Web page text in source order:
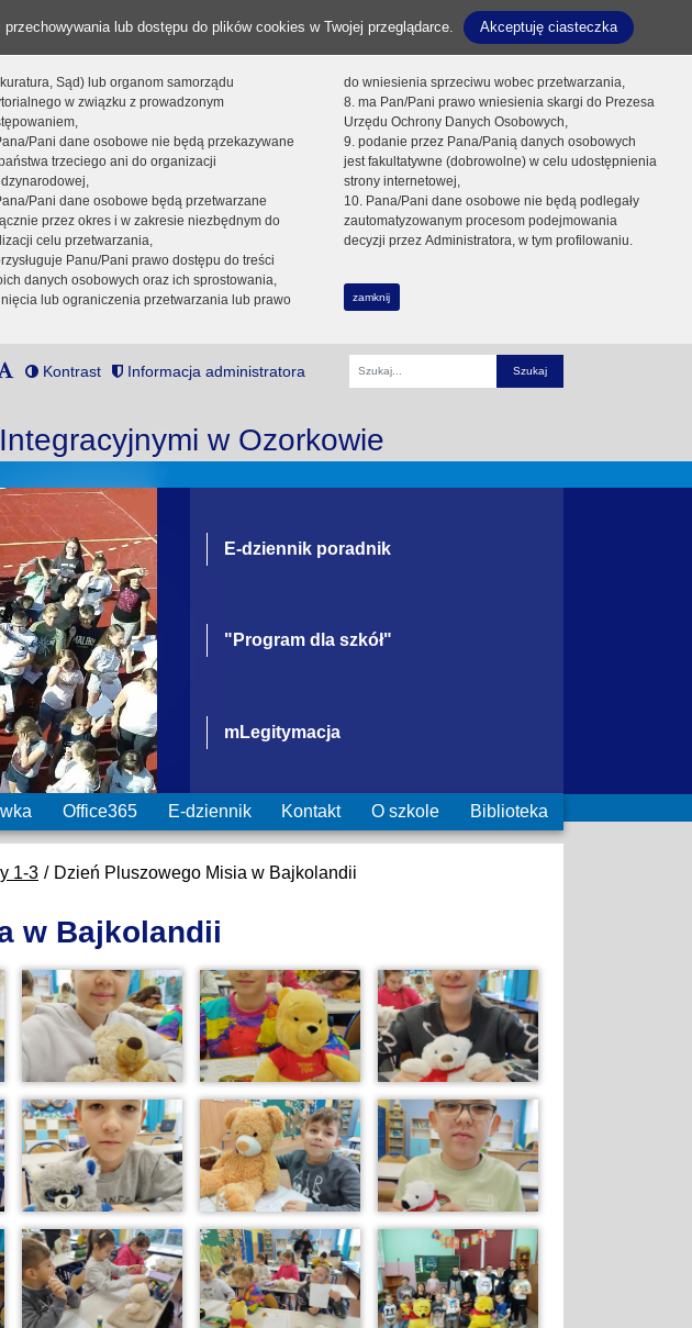
lub dostępu do plików cookies w Twojej przeglądarce. Akceptuję ciasteczka
Sąd) lub organom samorządu
w związku z prowadzonym
Pani dane osobowe nie będą przekazywane
trzeciego ani do organizacji
Pani dane osobowe będą przetwarzane
przez okres i w zakresie niezbędnym do
celu przetwarzania,
Panu/Pani prawo dostępu do treści
danych osobowych oraz ich sprostowania,
lub ograniczenia przetwarzania lub prawo
do wniesienia sprzeciwu wobec przetwarzania,
8. ma Pan/Pani prawo wniesienia skargi do Prezesa
Urzędu Ochrony Danych Osobowych,
9. podanie przez Pana/Panią danych osobowych
jest fakultatywne (dobrowolne) w celu udostępnienia
strony internetowej,
10. Pana/Pani dane osobowe nie będą podlegały
zautomatyzowanym procesom podejmowania
decyzji przez Administratora, w tym profilowaniu.
zamknij
Kontrast Informacja administratora
Fraza
w Ozorkowie
E-dziennik poradnik
"Program dla szkół"
mLegitymacja
Office365 E-dziennik Kontakt O szkole Biblioteka
1-3 Dzień Pluszowego Misia w Bajkolandii
w Bajkolandii